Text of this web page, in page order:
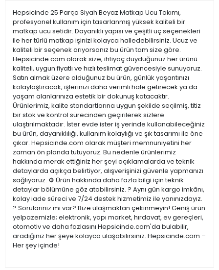
Hepsicinde 25 Parça Siyah Beyaz Matkap Ucu Takımı,
profesyonel kullanım için tasarlanmış yüksek kaliteli bir
matkap ucu setidir. Dayanıklı yapısı ve çeşitli uç seçenekleri
ile her türlü matkap işinizi kolayca halledebilirsiniz. Ucuz ve
kaliteli bir seçenek arıyorsanız bu ürün tam size göre.
Hepsicinde.com olarak size, ihtiyaç duyduğunuz her ürünü
kaliteli, uygun fiyatlı ve hızlı teslimat güvencesiyle sunuyoruz.
Satın almak üzere olduğunuz bu ürün, günlük yaşantınızı
kolaylaştıracak, işlerinizi daha verimli hale getirecek ya da
yaşam alanlarınıza estetik bir dokunuş katacaktır.
Ürünlerimiz, kalite standartlarına uygun şekilde seçilmiş, titiz
bir stok ve kontrol sürecinden geçirilerek sizlere
ulaştırılmaktadır. İster evde ister iş yerinde kullanabileceğiniz
bu ürün, dayanıklılığı, kullanım kolaylığı ve şık tasarımı ile öne
çıkar. Hepsicinde.com olarak müşteri memnuniyetini her
zaman ön planda tutuyoruz. Bu nedenle ürünlerimiz
hakkında merak ettiğiniz her şeyi açıklamalarda ve teknik
detaylarda açıkça belirtiyor, alışverişinizi güvenle yapmanızı
sağlıyoruz. ⚙️ Ürün hakkında daha fazla bilgi için teknik
detaylar bölümüne göz atabilirsiniz. ? Aynı gün kargo imkânı,
kolay iade süreci ve 7/24 destek hizmetimiz ile yanınızdayız.
? Sorularınız mı var? Bize ulaşmaktan çekinmeyin! Geniş ürün
yelpazemizle; elektronik, yapı market, hırdavat, ev gereçleri,
otomotiv ve daha fazlasını Hepsicinde.com'da bulabilir,
aradığınız her şeye kolayca ulaşabilirsiniz. Hepsicinde.com –
Her şey içinde!